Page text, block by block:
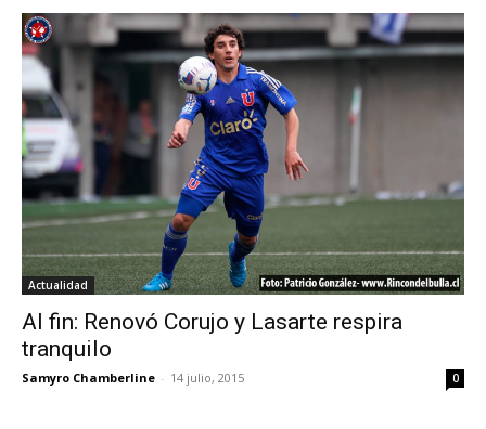
Actualidad
Al fin: Renovó Corujo y Lasarte respira
tranquilo
Samyro Chamberline - 14 julio, 2015 0